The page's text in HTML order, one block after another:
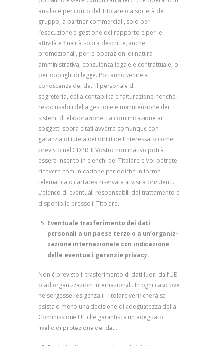
ausilio e per conto del Titolare o a società del
gruppo, a partner commerciali, solo per
l’esecuzione e gestione del rapporto e per le
attività e finalità sopra descritte, anche
promozionali, per le operazioni di natura
amministrativa, consulenza legale e contrattuale, o
per obblighi di legge. Potranno venire a
conoscenza dei dati il personale di
segreteria, della contabilità e fatturazione nonché i
responsabili della gestione e manutenzione dei
sistemi di elaborazione. La comunicazione ai
soggetti sopra citati avverrà comunque con
garanzia di tutela dei diritti dell’interessato come
previsto nel GDPR. Il Vostro nominativo potrà
essere inserito in elenchi del Titolare e Voi potrete
ricevere comunicazione periodiche in forma
telematica o cartacea riservata ai visitatori/utenti.
L’elenco di eventuali responsabili del trattamento è
disponibile presso il Titolare.
Eventuale trasferimento dei dati
personali a un paese terzo o a un’organiz­
zazione internazionale con indicazione
delle eventuali garanzie privacy.
Non è previsto il trasferimento di dati fuori dall’UE
o ad organizzazioni internazionali. In ogni caso ove
ne sorgesse l’esigenza il Titolare verificherà se
esista o meno una decisione di adeguatezza della
Commissione UE che garantisca un adeguato
livello di protezione dei dati.